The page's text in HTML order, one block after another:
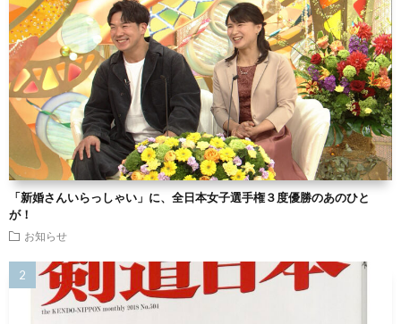
「新婚さんいらっしゃい」に、全日本女子選手権３度優勝のあのひと
が！
お知らせ